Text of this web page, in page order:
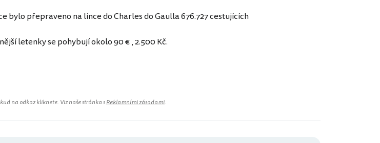
bylo přepraveno na lince do Charles do Gaulla 676.727 cestujících
letenky se pohybují okolo 90 € , 2.500 Kč.
na odkaz kliknete. Viz naše stránka sReklamními zásadami.